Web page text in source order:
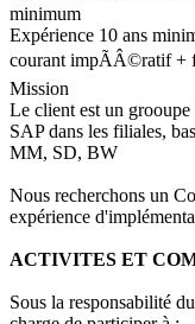
minimum
Expérience 10 ans
courant impÃÂ©ratif +
Mission
Le client est un
SAP dans les filiales,
MM, SD, BW
Nous recherchons un
expérience
ACTIVITES ET
Sous la responsabilité